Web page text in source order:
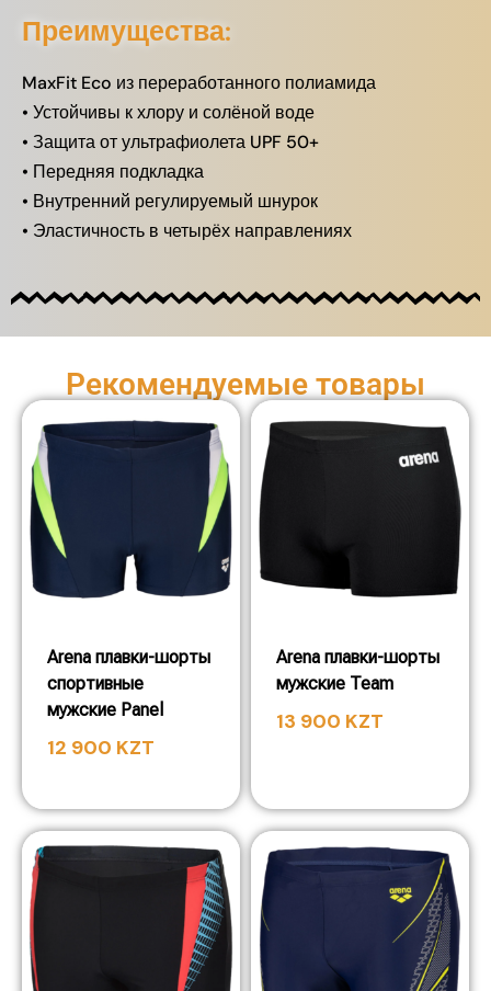
Преимущества:
MaxFit Eco из переработанного полиамида
• Устойчивы к хлору и солёной воде
• Защита от ультрафиолета UPF 50+
• Передняя подкладка
• Внутренний регулируемый шнурок
• Эластичность в четырёх направлениях
Рекомендуемые товары
Arena плавки-шорты
спортивные
мужские Panel
12 900 KZT
Arena плавки-шорты
мужские Team
13 900 KZT